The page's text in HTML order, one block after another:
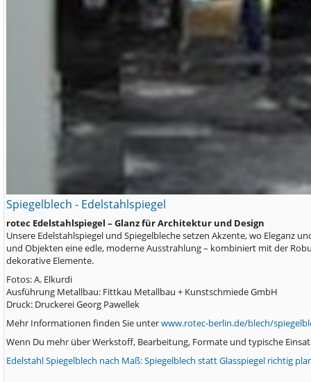
Spiegelblech - Edelstahlspiegel
rotec Edelstahlspiegel – Glanz für Architektur und Design
Unsere Edelstahlspiegel und Spiegelbleche setzen Akzente, wo Eleganz
und Objekten eine edle, moderne Ausstrahlung – kombiniert mit der
dekorative Elemente.
Fotos: A. Elkurdi
Ausführung Metallbau: Fittkau Metallbau + Kunstschmiede GmbH
Druck: Druckerei Georg Pawellek
Mehr Informationen finden Sie unterwww.rotec-berlin.de/blech/
Wenn Du mehr über Werkstoff, Bearbeitung, Formate und typische
Edelstahl Spiegelblech nach Maß: Spiegelblech statt Glasspiegel richtig